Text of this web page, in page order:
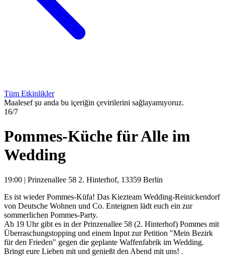
Tüm Etkinlikler
Maalesef şu anda bu içeriğin çevirilerini sağlayamıyoruz.
16/7
Pommes-Küche für Alle im
Wedding
19:00 | Prinzenallee 58 2. Hinterhof, 13359 Berlin
Es ist wieder Pommes-Küfa! Das Kiezteam Wedding-Reinickendorf
von Deutsche Wohnen und Co. Enteignen lädt euch ein zur
sommerlichen Pommes-Party.
Ab 19 Uhr gibt es in der Prinzenallee 58 (2. Hinterhof) Pommes mit
Überraschungstopping und einem Input zur Petition "Mein Bezirk
für den Frieden" gegen die geplante Waffenfabrik im Wedding.
Bringt eure Lieben mit und genießt den Abend mit uns! .